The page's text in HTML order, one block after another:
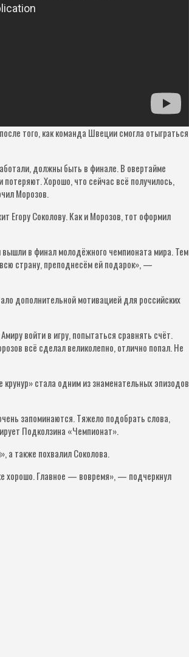
того, как команда Швеции смогла отыграться
должны быть в финале. В овертайме
Хорошо, что сейчас всё получилось,
Морозов.
Егору Соколову. Как и Морозов, тот оформил
в финал молодёжного чемпионата мира. Тем
страну, преподнесём ей подарок», —
дополнительной мотивацией для российских
войти в игру, попытаться сравнять счёт.
всё сделал великолепно, отлично попал. Не
стала одним из знаменательных эпизодов
запоминаются. Тяжело подобрать слова,
Подколзина «Чемпионат».
а также похвалил Соколова.
хорошо. Главное — вовремя», — подчеркнул